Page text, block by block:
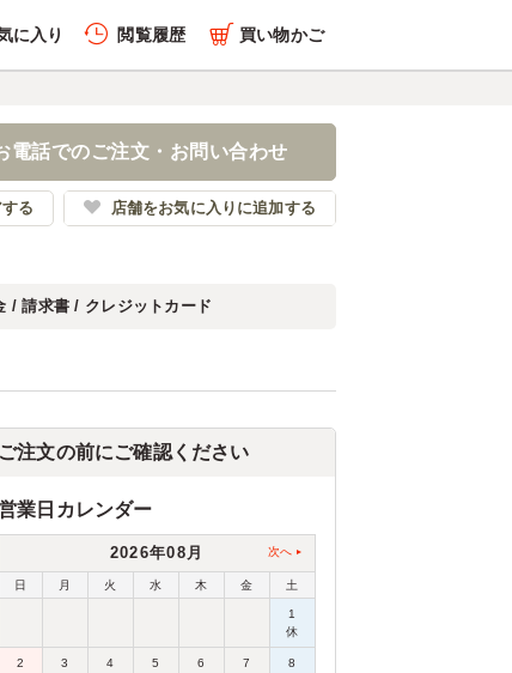
に入り 閲覧履歴 買い物かご
電話でのご注文・お問い合わせ
る 店舗をお気に入りに追加する
/ 請求書 / クレジットカード
ご注文の前にご確認ください
業日カレンダー
2026年08月 次へ
日 月 火 水 木 金 土
1
休
2
3
4
5
6
7
8